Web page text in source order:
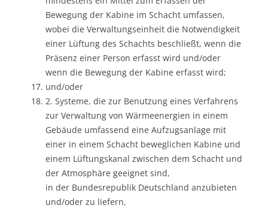
Bewegung der Kabine im Schacht umfassen,
wobei die Verwaltungseinheit die Notwendigkeit
einer Lüftung des Schachts beschließt, wenn die
Präsenz einer Person erfasst wird und/oder
wenn die Bewegung der Kabine erfasst wird;
und/oder
2. Systeme, die zur Benutzung eines Verfahrens
zur Verwaltung von Wärmeenergien in einem
Gebäude umfassend eine Aufzugsanlage mit
einer in einem Schacht beweglichen Kabine und
einem Lüftungskanal zwischen dem Schacht und
der Atmosphäre geeignet sind,
in der Bundesrepublik Deutschland anzubieten
und/oder zu liefern,